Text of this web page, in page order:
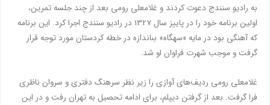
به رادیو سنندج دعوت کردند و غلامعلی رومی بعد از چند جلسه تمرین،
اولین برنامه‏ خود را در پاییز سال 1327 در رادیو سنندج اجرا کرد. این برنامه
كه آهنگى بود در مایه «سه‏گاه» بى‏اندازه در خطه‏ كردستان مورد توجه قرار
گرفت و موجب شهرت فراوان او شد.
غلامعلى رومى ردیف‌هاى آوازی را زیر نظر سرهنگ دفترى و سروان ناظرى
فرا گرفت. بعد از گرفتن دیپلم، براى ادامه تحصیل به تهران رفت و در این